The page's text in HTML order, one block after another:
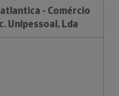
- Comércio
Unipessoal, Lda